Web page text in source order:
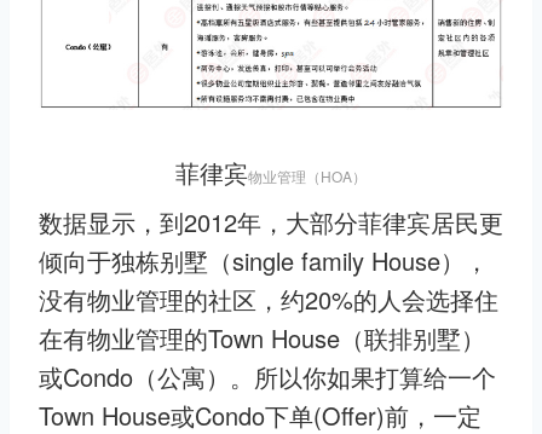
菲律宾物业管理（HOA）
数据显示，到2012年，大部分菲律宾居民更
倾向于独栋别墅（single family House），
没有物业管理的社区，约20%的人会选择住
在有物业管理的Town House（联排别墅）
或Condo（公寓）。所以你如果打算给一个
Town House或Condo下单(Offer)前，一定